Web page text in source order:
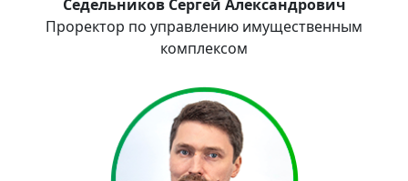
Седельников Сергей Александрович
Проректор по управлению имущественным
комплексом